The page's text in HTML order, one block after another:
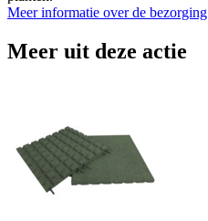
Meer informatie over de bezorging
Meer uit deze actie